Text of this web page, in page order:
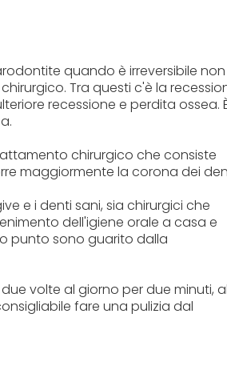
quando è irreversibile
Tra questi c'è la
recessione e perdita ossea.
chirurgico che consiste
maggiormente la corona dei
e i denti sani, sia chirurgici che
dell'igiene orale a casa e
punto sono guarito dalla
volte al giorno per due minuti,
fare una pulizia dal